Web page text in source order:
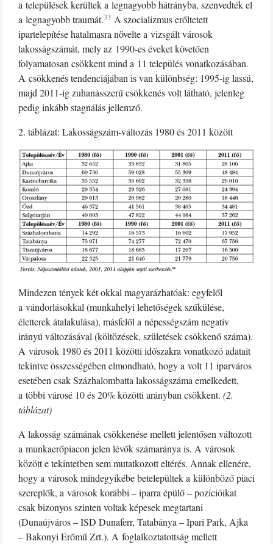
a települések kerültek a legnagyobb hátrányba, szenvedték el
a legnagyobb traumát.33 A szocializmus erőltetett
ipartelepítése hatalmasra növelte a vizsgált városok
lakosságszámát, mely az 1990-es éveket követően
folyamatosan csökkent mind a 11 település vonatkozásában.
A csökkenés tendenciájában is van különbség: 1995-ig lassú,
majd 2011-ig zuhanásszerű csökkenés volt látható, jelenleg
pedig inkább stagnálás jellemző.
2. táblázat: Lakosságszám-változás 1980 és 2011 között
Mindezen tények két okkal magyarázhatóak: egyfelől
a vándorlásokkal (munkahelyi lehetőségek szűkülése,
életterek átalakulása), másfelől a népességszám negatív
irányú változásával (költözések, születések csökkenő száma).
A városok 1980 és 2011 közötti időszakra vonatkozó adatait
tekintve összességében elmondható, hogy a volt 11 iparváros
esetében csak Százhalombatta lakosságszáma emelkedett,
a többi városé 10 és 20% közötti arányban csökkent. (2.
táblázat)
A lakosság számának csökkenése mellett jelentősen változott
a munkaerőpiacon jelen lévők számaránya is. A városok
között e tekintetben sem mutatkozott eltérés. Annak ellenére,
hogy a városok mindegyikébe betelepültek a különböző piaci
szereplők, a városok korábbi – iparra épülő – pozícióikat
csak bizonyos szinten voltak képesek megtartani
(Dunaújváros – ISD Dunaferr, Tatabánya – Ipari Park, Ajka
– Bakonyi Erőmű Zrt.). A foglalkoztatottság mellett